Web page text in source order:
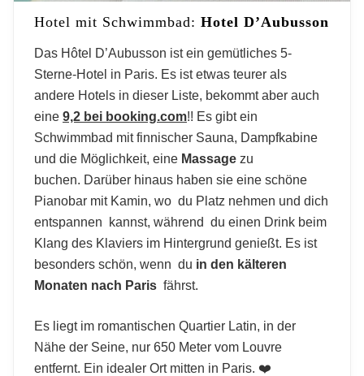
Hotel mit Schwimmbad: Hotel D’Aubusson
Das Hôtel D’Aubusson ist ein gemütliches 5-
Sterne-Hotel in Paris. Es ist etwas teurer als
andere Hotels in dieser Liste, bekommt aber auch
eine 9,2 bei booking.com!! Es gibt ein
Schwimmbad mit finnischer Sauna, Dampfkabine
und die Möglichkeit, eine Massage zu
buchen. Darüber hinaus haben sie eine schöne
Pianobar mit Kamin, wo du Platz nehmen und dich
entspannen kannst, während du einen Drink beim
Klang des Klaviers im Hintergrund genießt. Es ist
besonders schön, wenn du in den kälteren
Monaten nach Paris fährst.
Es liegt im romantischen Quartier Latin, in der
Nähe der Seine, nur 650 Meter vom Louvre
entfernt. Ein idealer Ort mitten in Paris. ❤️